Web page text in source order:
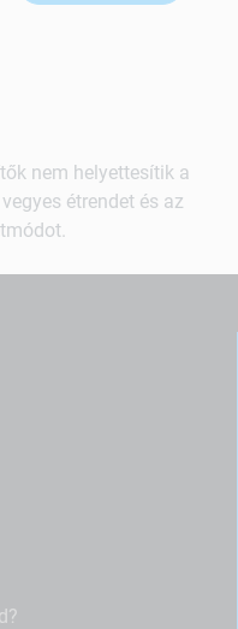
nem helyettesítik a
étrendet és az